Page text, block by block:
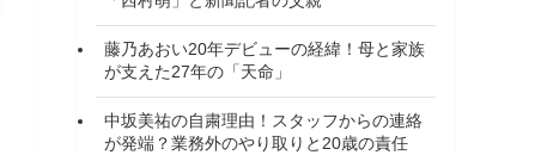
藤乃あおい20年デビューの経緯！母と家族
が支えた27年の「天命」
中坂美祐の自粛理由！スタッフからの連絡
が発端？業務外のやり取りと20歳の責任